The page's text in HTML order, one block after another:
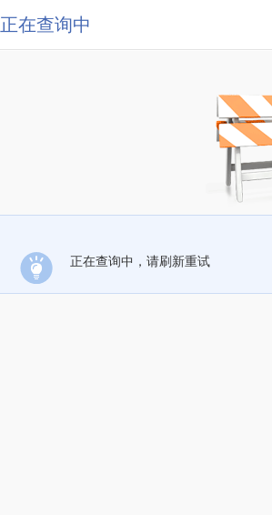
正在查询中
正在查询中，请刷新重试